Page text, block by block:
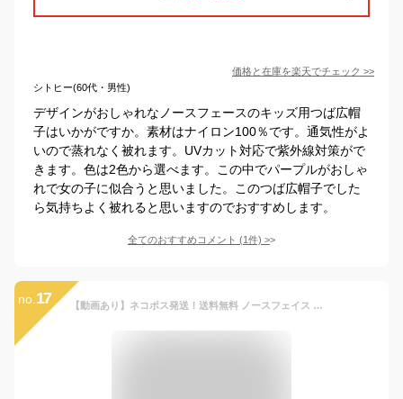
価格と在庫を楽天でチェック >>
シトヒー(60代・男性)
デザインがおしゃれなノースフェースのキッズ用つば広帽
子はいかがですか。素材はナイロン100％です。通気性がよ
いので蒸れなく被れます。UVカット対応で紫外線対策がで
きます。色は2色から選べます。この中でパープルがおしゃ
れで女の子に似合うと思いました。このつば広帽子でした
ら気持ちよく被れると思いますのでおすすめします。
全てのおすすめコメント (1件) >
no. 17 【動画あり】ネコポス発送！送料無料 ノースフェイス キッズ 帽子 麦わら帽子 THE NORTH FACE Kids Hike Hat ハイク ハット 子供 パッカブル 紫外線 日差し防止 折り畳み NNJ02308